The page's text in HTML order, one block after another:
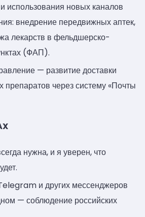
использования новых каналов
внедрение передвижных аптек,
лекарств в фельдшерско-
(ФАП).
— развитие доставки
препаратов через систему «Почты
нужна, и я уверен, что
и других мессенджеров
— соблюдение российских